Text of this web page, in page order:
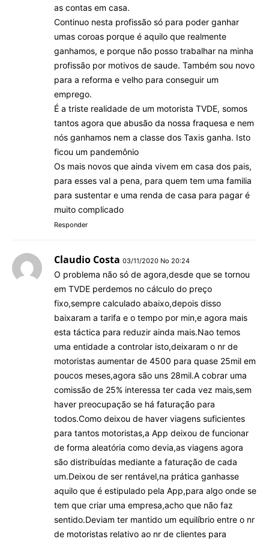
as contas em casa.
Continuo nesta profissão só para poder ganhar
umas coroas porque é aquilo que realmente
ganhamos, e porque não posso trabalhar na minha
profissão por motivos de saude. Também sou novo
para a reforma e velho para conseguir um
emprego.
É a triste realidade de um motorista TVDE, somos
tantos agora que abusão da nossa fraquesa e nem
nós ganhamos nem a classe dos Taxis ganha. Isto
ficou um pandemônio
Os mais novos que ainda vivem em casa dos pais,
para esses val a pena, para quem tem uma familia
para sustentar e uma renda de casa para pagar é
muito complicado
Responder
Claudio Costa 03/11/2020 No 20:24
O problema não só de agora,desde que se tornou
em TVDE perdemos no cálculo do preço
fixo,sempre calculado abaixo,depois disso
baixaram a tarifa e o tempo por min,e agora mais
esta táctica para reduzir ainda mais.Nao temos
uma entidade a controlar isto,deixaram o nr de
motoristas aumentar de 4500 para quase 25mil em
poucos meses,agora são uns 28mil.A cobrar uma
comissão de 25% interessa ter cada vez mais,sem
haver preocupação se há faturação para
todos.Como deixou de haver viagens suficientes
para tantos motoristas,a App deixou de funcionar
de forma aleatória como devia,as viagens agora
são distribuídas mediante a faturação de cada
um.Deixou de ser rentável,na prática ganhasse
aquilo que é estipulado pela App,para algo onde se
tem que criar uma empresa,acho que não faz
sentido.Deviam ter mantido um equilíbrio entre o nr
de motoristas relativo ao nr de clientes para